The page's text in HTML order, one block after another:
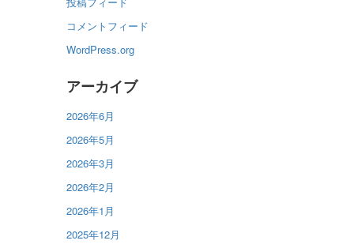
コメントフィード
WordPress.org
アーカイブ
2026年6月
2026年5月
2026年3月
2026年2月
2026年1月
2025年12月